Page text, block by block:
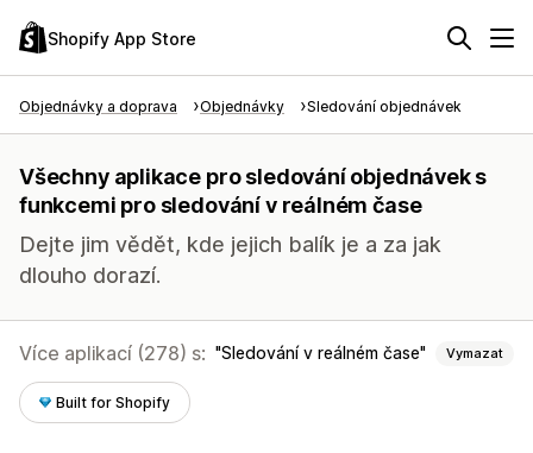
Shopify App Store
Objednávky a doprava Objednávky Sledování objednávek
Všechny aplikace pro sledování objednávek s
funkcemi pro sledování v reálném čase
Dejte jim vědět, kde jejich balík je a za jak
dlouho dorazí.
Více aplikací (278) s: Sledování v reálném čase Vymazat
Built for Shopify